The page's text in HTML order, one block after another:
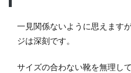
一見関係ないように思えます
ジは深刻です。
サイズの合わない靴を無理し